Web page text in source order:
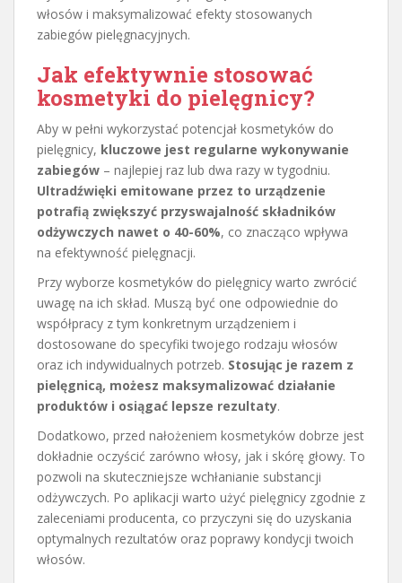
włosów i maksymalizować efekty stosowanych
zabiegów pielęgnacyjnych.
Jak efektywnie stosować
kosmetyki do pielęgnicy?
Aby w pełni wykorzystać potencjał kosmetyków do
pielęgnicy, kluczowe jest regularne wykonywanie
zabiegów – najlepiej raz lub dwa razy w tygodniu.
Ultradźwięki emitowane przez to urządzenie
potrafią zwiększyć przyswajalność składników
odżywczych nawet o 40-60%, co znacząco wpływa
na efektywność pielęgnacji.
Przy wyborze kosmetyków do pielęgnicy warto zwrócić
uwagę na ich skład. Muszą być one odpowiednie do
współpracy z tym konkretnym urządzeniem i
dostosowane do specyfiki twojego rodzaju włosów
oraz ich indywidualnych potrzeb. Stosując je razem z
pielęgnicą, możesz maksymalizować działanie
produktów i osiągać lepsze rezultaty.
Dodatkowo, przed nałożeniem kosmetyków dobrze jest
dokładnie oczyścić zarówno włosy, jak i skórę głowy. To
pozwoli na skuteczniejsze wchłanianie substancji
odżywczych. Po aplikacji warto użyć pielęgnicy zgodnie z
zaleceniami producenta, co przyczyni się do uzyskania
optymalnych rezultatów oraz poprawy kondycji twoich
włosów.